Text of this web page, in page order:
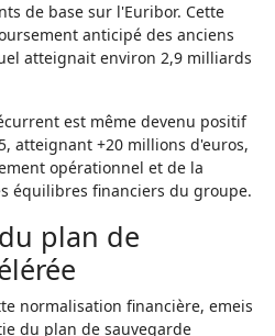
de base sur l'Euribor. Cette
anticipé des anciens
atteignait environ 2,9 milliards
est même devenu positif
atteignant +20 millions d'euros,
opérationnel et de la
équilibres financiers du groupe.
plan de
normalisation financière, emeis
du plan de sauvegarde